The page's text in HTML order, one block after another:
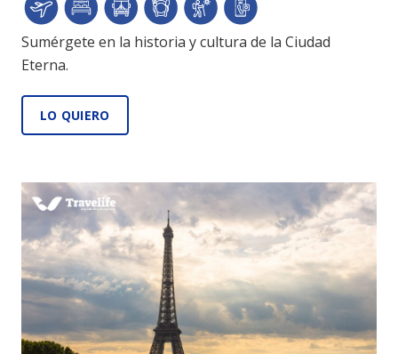
Sumérgete en la historia y cultura de la Ciudad
Eterna.
LO QUIERO